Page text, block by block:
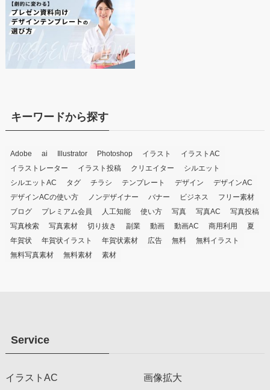
キーワードから探す
Adobe ai Illustrator Photoshop イラスト
イラストAC
イラストレーター
イラスト投稿 クリエイター
シルエット
シルエットAC
タグ チラシ テンプレート デザイン
デザインAC
デザインACの使い方
ノンデザイナー バナー ビジネス
フリー素材
ブログ
プレミアム会員 人工知能 使い方 写真 写真AC
写真投稿
写真検索
写真素材 切り抜き 副業 動画 動画AC 商用利用
夏
年賀状
年賀状イラスト 年賀状素材 広告 無料
無料イラスト
無料写真素材
無料素材 素材
Service
イラストAC 画像拡大